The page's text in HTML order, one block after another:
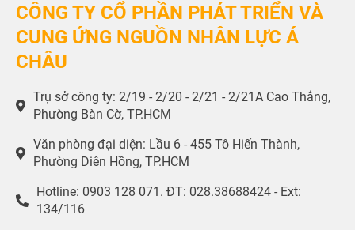
CÔNG TY CỔ PHẦN PHÁT TRIỂN VÀ
CUNG ỨNG NGUỒN NHÂN LỰC Á
CHÂU
Trụ sở công ty: 2/19 - 2/20 - 2/21 - 2/21A Cao Thắng,
Phường Bàn Cờ, TP.HCM
Văn phòng đại diện: Lầu 6 - 455 Tô Hiến Thành,
Phường Diên Hồng, TP.HCM
Hotline: 0903 128 071. ĐT: 028.38688424 - Ext:
134/116